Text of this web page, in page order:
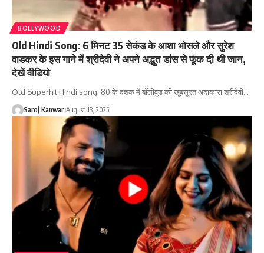
BOLLYWOOD
Old Hindi Song: 6 मिनट 35 सेकंड के आशा भोसले और सुरेश
वाडकर के इस गाने में श्रीदेवी ने अपने अद्भुत डांस से फूंक दी थी जान,
देखें वीडियो
Old Superhit Hindi song: 80 के दशक में बॉलीवुड की खूबसूरत अदाकारा श्रीदेवी…
Saroj Kanwar August 13, 2025